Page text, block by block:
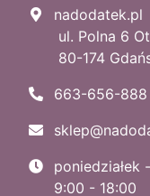
nadodatek.pl
ul. Polna 6
80-174
663-656-888
poniedziałek
9:00 - 18:00